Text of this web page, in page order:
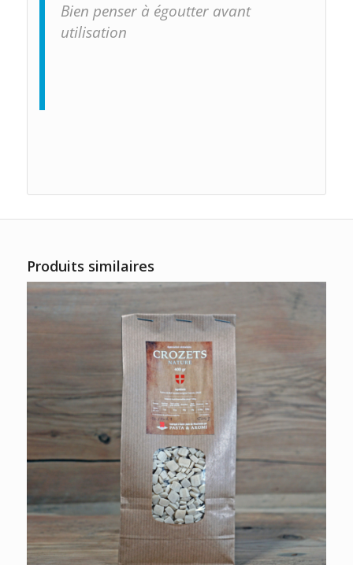
Bien penser à égoutter avant
utilisation
Produits similaires